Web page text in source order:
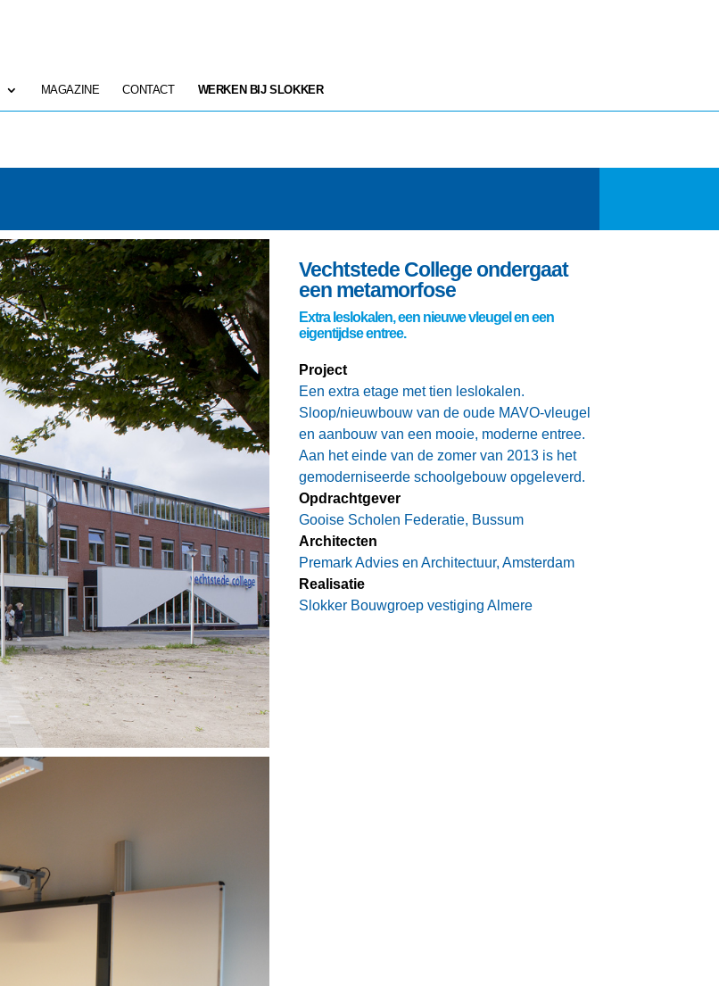
MAGAZINE CONTACT WERKEN BIJ SLOKKER
Vechtstede College ondergaat
een metamorfose
Extra leslokalen, een nieuwe vleugel en een
eigentijdse entree.
Project
Een extra etage met tien leslokalen.
Sloop/nieuwbouw van de oude MAVO-vleugel
en aanbouw van een mooie, moderne entree.
Aan het einde van de zomer van 2013 is het
gemoderniseerde schoolgebouw opgeleverd.
Opdrachtgever
Gooise Scholen Federatie, Bussum
Architecten
Premark Advies en Architectuur, Amsterdam
Realisatie
Slokker Bouwgroep vestiging Almere